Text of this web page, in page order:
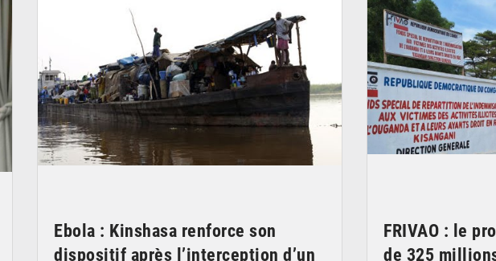
Ebola : Kinshasa renforce son
dispositif après l’interception d’un
FRIVAO : le
de 325